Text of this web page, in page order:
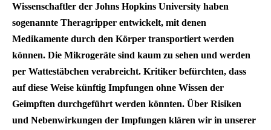
Wissenschaftler der Johns Hopkins University haben
sogenannte Theragripper entwickelt, mit denen
Medikamente durch den Körper transportiert werden
können. Die Mikrogeräte sind kaum zu sehen und werden
per Wattestäbchen verabreicht. Kritiker befürchten, dass
auf diese Weise künftig Impfungen ohne Wissen der
Geimpften durchgeführt werden könnten. Über Risiken
und Nebenwirkungen der Impfungen klären wir in unserer